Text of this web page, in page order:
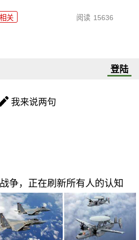
相关 阅读 15636
登陆
我来说两句
争，正在刷新所有人的认知